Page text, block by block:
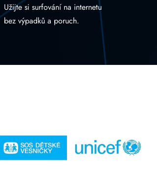
Užijte si surfování na internetu
bez výpadků a poruch.